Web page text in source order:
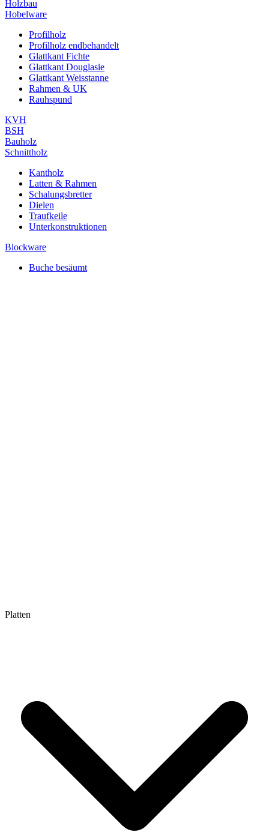
Holzbau
Hobelware
Profilholz
Profilholz endbehandelt
Glattkant Fichte
Glattkant Douglasie
Glattkant Weisstanne
Rahmen & UK
Rauhspund
KVH
BSH
Bauholz
Schnittholz
Kantholz
Latten & Rahmen
Schalungsbretter
Dielen
Traufkeile
Unterkonstruktionen
Blockware
Buche besäumt
Platten